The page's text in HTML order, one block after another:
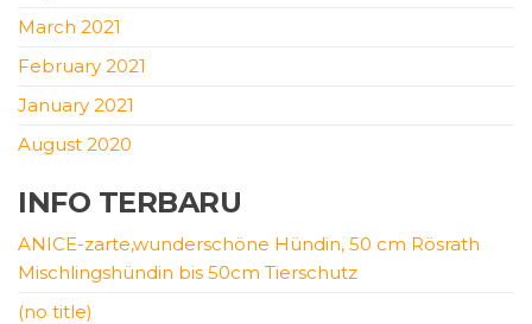
March 2021
February 2021
January 2021
August 2020
INFO TERBARU
ANICE-zarte,wunderschöne Hündin, 50 cm Rösrath
Mischlingshündin bis 50cm Tierschutz
(no title)